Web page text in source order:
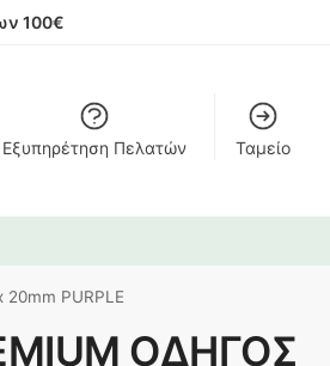
100€
Εξυπηρέτηση Πελατών Ταμείο
PURPLE
ΟΔΗΓΟΣ